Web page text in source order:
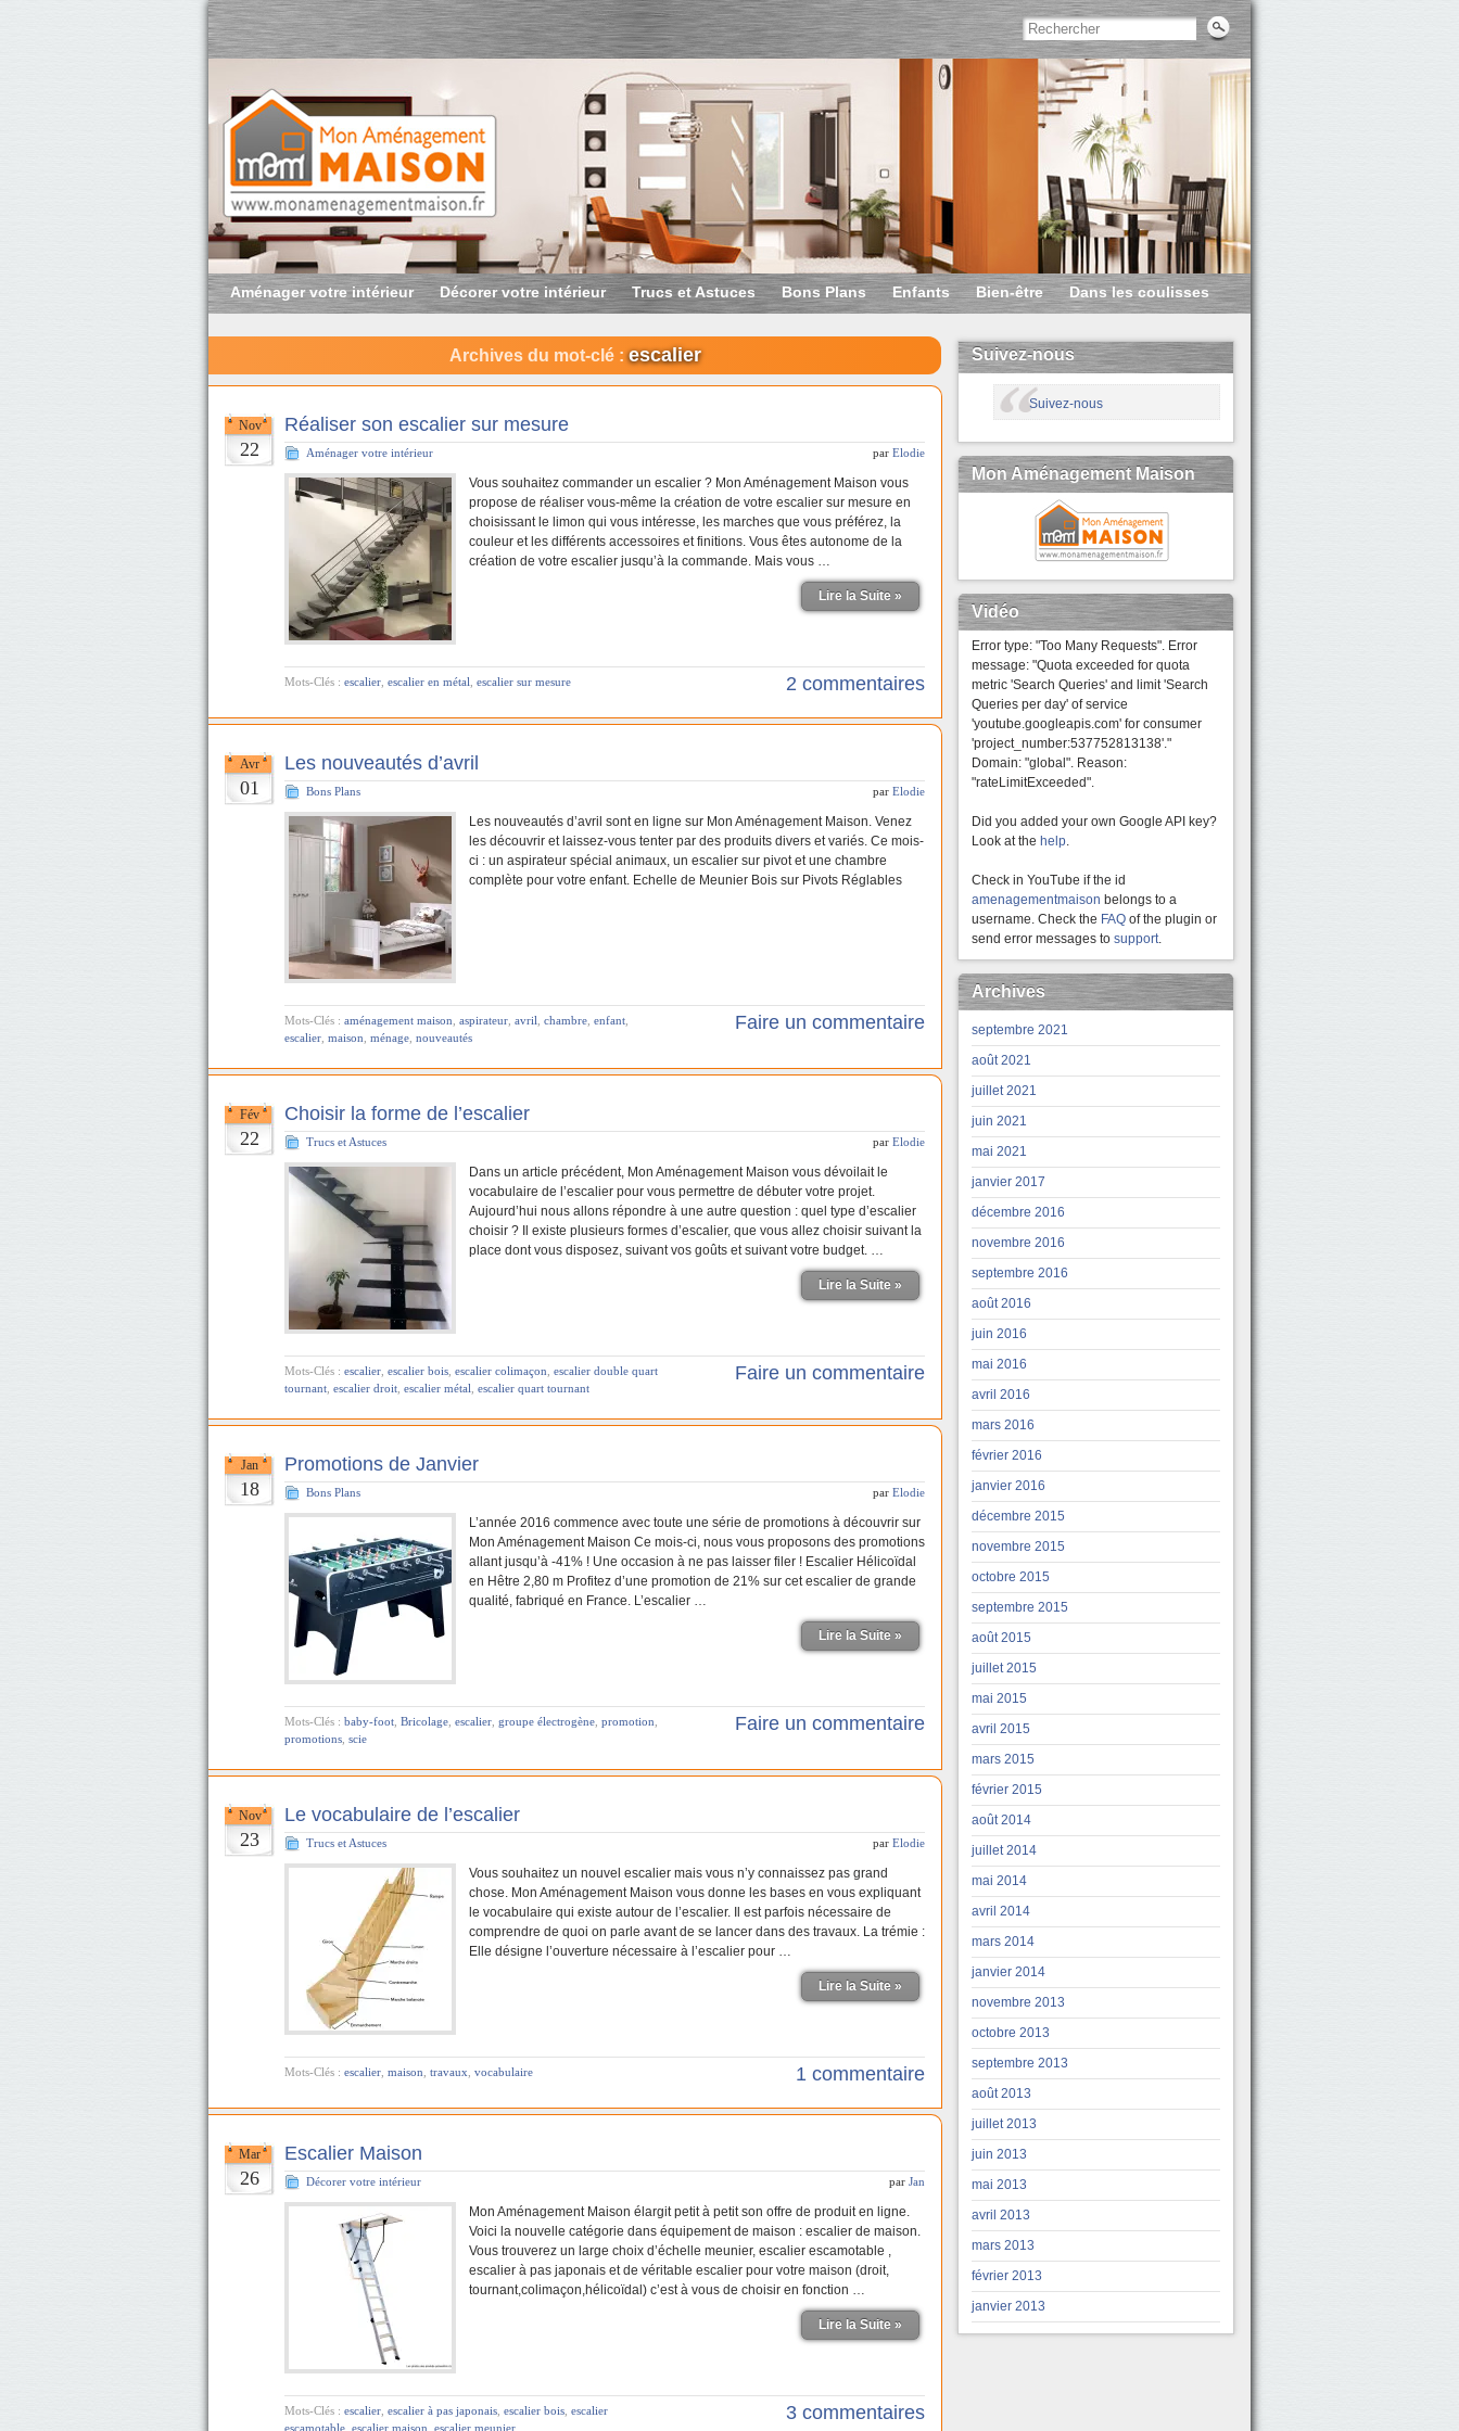
Aménager votre intérieur Décorer votre intérieur Trucs et Astuces Bons Plans Enfants Bien-être Dans les coulisses
Archives du mot-clé :escalier
Nov
22
Réaliser son escalier sur mesure
Aménager votre intérieur par Elodie
Vous souhaitez commander un escalier ? Mon Aménagement Maison vous
propose de réaliser vous-même la création de votre escalier sur mesure en
choisissant le limon qui vous intéresse, les marches que vous préférez, la
couleur et les différents accessoires et finitions. Vous êtes autonome de la
création de votre escalier jusqu’à la commande. Mais vous …
Lire la Suite »
Mots-Clés : escalier escalier en métal escalier sur mesure 2 commentaires
Avr
01
Les nouveautés d’avril
Bons Plans par Elodie
Les nouveautés d’avril sont en ligne sur Mon Aménagement Maison. Venez
les découvrir et laissez-vous tenter par des produits divers et variés. Ce mois-
ci : un aspirateur spécial animaux, un escalier sur pivot et une chambre
complète pour votre enfant. Echelle de Meunier Bois sur Pivots Réglables
Mots-Clés : aménagement maison aspirateur avril chambre enfant
escalier maison ménage nouveautés
Faire un commentaire
Fév
22
Choisir la forme de l’escalier
Trucs et Astuces par Elodie
Dans un article précédent, Mon Aménagement Maison vous dévoilait le
vocabulaire de l’escalier pour vous permettre de débuter votre projet.
Aujourd’hui nous allons répondre à une autre question : quel type d’escalier
choisir ? Il existe plusieurs formes d’escalier, que vous allez choisir suivant la
place dont vous disposez, suivant vos goûts et suivant votre budget. …
Lire la Suite »
Mots-Clés : escalier escalier bois escalier colimaçon escalier double quart
tournant escalier droit escalier métal escalier quart tournant
Faire un commentaire
Jan
18
Promotions de Janvier
Bons Plans par Elodie
L’année 2016 commence avec toute une série de promotions à découvrir sur
Mon Aménagement Maison Ce mois-ci, nous vous proposons des promotions
allant jusqu’à -41% ! Une occasion à ne pas laisser filer ! Escalier Hélicoïdal
en Hêtre 2,80 m Profitez d’une promotion de 21% sur cet escalier de grande
qualité, fabriqué en France. L’escalier …
Lire la Suite »
Mots-Clés : baby-foot Bricolage escalier groupe électrogène promotion
promotions scie
Faire un commentaire
Nov
23
Le vocabulaire de l’escalier
Trucs et Astuces par Elodie
Vous souhaitez un nouvel escalier mais vous n’y connaissez pas grand
chose. Mon Aménagement Maison vous donne les bases en vous expliquant
le vocabulaire qui existe autour de l’escalier. Il est parfois nécessaire de
comprendre de quoi on parle avant de se lancer dans des travaux. La trémie :
Elle désigne l’ouverture nécessaire à l’escalier pour …
Lire la Suite »
Mots-Clés : escalier maison travaux vocabulaire 1 commentaire
Mar
26
Escalier Maison
Décorer votre intérieur par Jan
Mon Aménagement Maison élargit petit à petit son offre de produit en ligne.
Voici la nouvelle catégorie dans équipement de maison : escalier de maison.
Vous trouverez un large choix d’échelle meunier, escalier escamotable ,
escalier à pas japonais et de véritable escalier pour votre maison (droit,
tournant,colimaçon,hélicoïdal) c’est à vous de choisir en fonction …
Lire la Suite »
Mots-Clés : escalier escalier à pas japonais escalier bois escalier
escamotable escalier maison escalier meunier
3 commentaires
Suivez-nous
Suivez-nous
Mon Aménagement Maison
Vidéo
Error type: "Too Many Requests". Error
message: "Quota exceeded for quota
metric 'Search Queries' and limit 'Search
Queries per day' of service
'youtube.googleapis.com' for consumer
'project_number:537752813138'."
Domain: "global". Reason:
"rateLimitExceeded".
Did you added your own Google API key?
Look at the help.
Check in YouTube if the id
amenagementmaison belongs to a
username. Check the FAQ of the plugin or
send error messages to support.
Archives
septembre 2021
août 2021
juillet 2021
juin 2021
mai 2021
janvier 2017
décembre 2016
novembre 2016
septembre 2016
août 2016
juin 2016
mai 2016
avril 2016
mars 2016
février 2016
janvier 2016
décembre 2015
novembre 2015
octobre 2015
septembre 2015
août 2015
juillet 2015
mai 2015
avril 2015
mars 2015
février 2015
août 2014
juillet 2014
mai 2014
avril 2014
mars 2014
janvier 2014
novembre 2013
octobre 2013
septembre 2013
août 2013
juillet 2013
juin 2013
mai 2013
avril 2013
mars 2013
février 2013
janvier 2013